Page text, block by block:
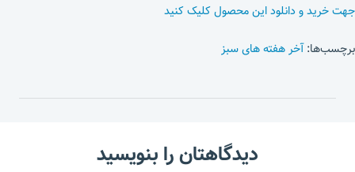
جهت خرید و دانلود این محصول کلیک کنید
برچسب‌ها:آخر هفته های سبز
دیدگاهتان را بنویسید